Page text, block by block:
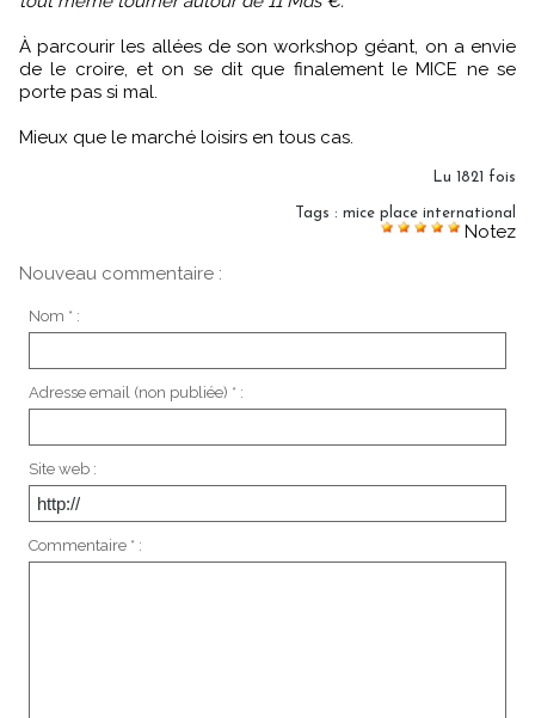
À parcourir les allées de son workshop géant, on a envie
de le croire, et on se dit que finalement le MICE ne se
porte pas si mal.
Mieux que le marché loisirs en tous cas.
Lu 1821 fois
Tags : mice place international
Notez
Nouveau commentaire :
Nom * :
Adresse email (non publiée) * :
Site web :
Commentaire * :